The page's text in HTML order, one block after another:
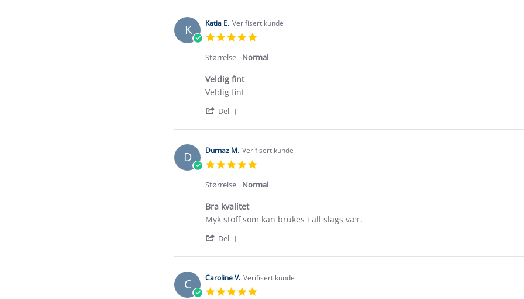
K Katia E. Verifisert kunde
rating
Størrelse Normal
Veldig fint
Review
Katia
on
May
2026
review
Veldig
Veldig fint
Del
Review
Katia
E.
on
5
May
D Durnaz M. Verifisert kunde
rating
Størrelse Normal
Bra kvalitet
Review
Durnaz
on
Sep
2025
review
Bra
Myk stoff som kan brukes i all slags vær.
Del
Review
Durnaz
M.
C Caroline V. Verifisert kunde